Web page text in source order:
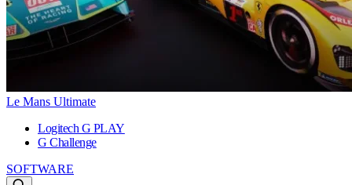
Le Mans Ultimate
Logitech G PLAY
G Challenge
SOFTWARE